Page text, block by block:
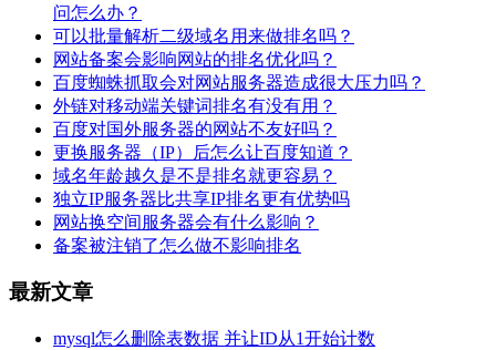
问怎么办？
可以批量解析二级域名用来做排名吗？
网站备案会影响网站的排名优化吗？
百度蜘蛛抓取会对网站服务器造成很大压力吗？
外链对移动端关键词排名有没有用？
百度对国外服务器的网站不友好吗？
更换服务器（IP）后怎么让百度知道？
域名年龄越久是不是排名就更容易？
独立IP服务器比共享IP排名更有优势吗
网站换空间服务器会有什么影响？
备案被注销了怎么做不影响排名
最新文章
mysql怎么删除表数据 并让ID从1开始计数